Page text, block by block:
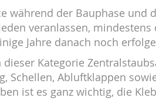
während der Bauphase und
veranlassen,
Jahre danach noch
Kategorie
Schellen, Abluftklappen
ist es ganz wichtig, die